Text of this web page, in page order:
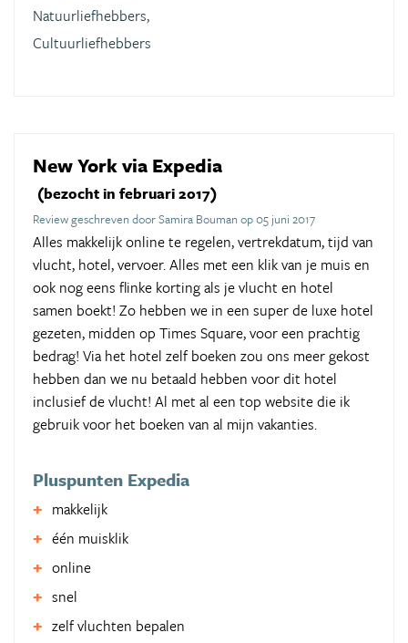
Natuurliefhebbers,
Cultuurliefhebbers
New York via Expedia
(bezocht in februari 2017)
Review geschreven door Samira Bouman op 05 juni 2017
Alles makkelijk online te regelen, vertrekdatum, tijd van
vlucht, hotel, vervoer. Alles met een klik van je muis en
ook nog eens flinke korting als je vlucht en hotel
samen boekt! Zo hebben we in een super de luxe hotel
gezeten, midden op Times Square, voor een prachtig
bedrag! Via het hotel zelf boeken zou ons meer gekost
hebben dan we nu betaald hebben voor dit hotel
inclusief de vlucht! Al met al een top website die ik
gebruik voor het boeken van al mijn vakanties.
Pluspunten Expedia
makkelijk
één muisklik
online
snel
zelf vluchten bepalen